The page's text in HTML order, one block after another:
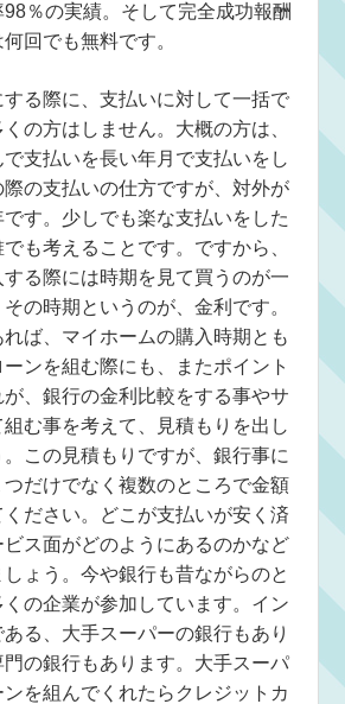
％の実績。そして完全成功報酬
回でも無料です。
る際に、支払いに対して一括で
の方はしません。大概の方は、
支払いを長い年月で支払いをし
の支払いの仕方ですが、対外が
です。少しでも楽な支払いをした
も考えることです。ですから、
る際には時期を見て買うのが一
の時期というのが、金利です。
ば、マイホームの購入時期とも
ンを組む際にも、またポイント
、銀行の金利比較をする事やサ
む事を考えて、見積もりを出し
この見積もりですが、銀行事に
だけでなく複数のところで金額
ださい。どこが支払いが安く済
ス面がどのようにあるのかなど
ょう。今や銀行も昔ながらのと
の企業が参加しています。イン
る、大手スーパーの銀行もあり
門の銀行もあります。大手スーパ
を組んでくれたらクレジットカ